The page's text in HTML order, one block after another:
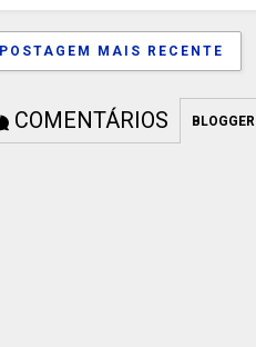
POSTAGEM MAIS RECENTE
COMENTÁRIOS BLOGGER